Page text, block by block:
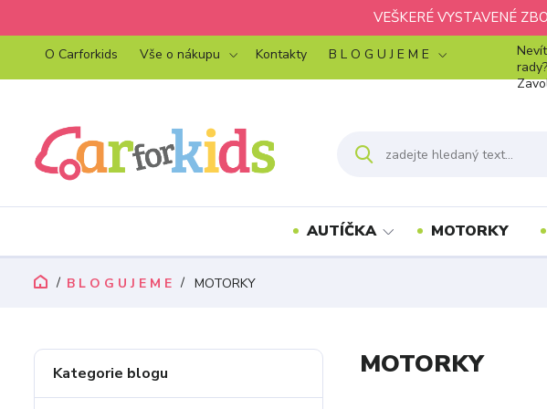
VEŠKERÉ VYSTAVENÉ
O Carforkids Vše o nákupu Kontakty
B L O G U J E M E
rady?
AUTÍČKA MOTORKY
B L O G U J E M E MOTORKY
Kategorie blogu MOTORKY